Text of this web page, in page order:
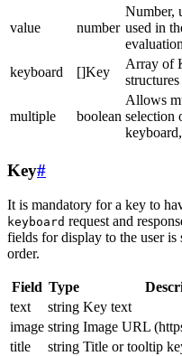
value number
Number,
used in
evaluation
keyboard []Key
Array of
structures
multiple boolean
Allows
selection
Key#
It is mandatory for a key to
keyboard request and
fields for display to the user
order.
Field Type
text
string Key text
image string Image URL
title
string Title or tooltip